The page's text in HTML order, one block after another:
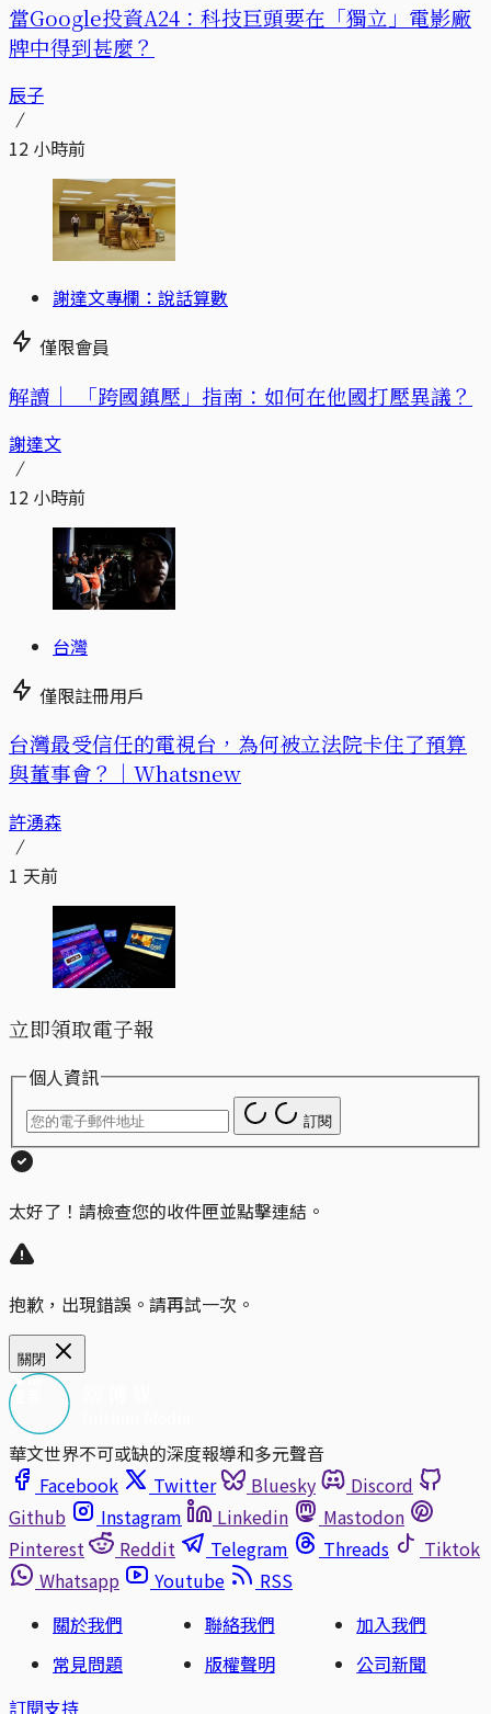
當Google投資A24：科技巨頭要在「獨立」電影廠
牌中得到甚麼？
辰子
12 小時前
謝達文專欄：說話算數
僅限會員
解讀｜ 「跨國鎮壓」指南：如何在他國打壓異議？
謝達文
12 小時前
台灣
僅限註冊用戶
台灣最受信任的電視台，為何被立法院卡住了預算
與董事會？｜Whatsnew
許湧森
1 天前
立即領取電子報
個人資訊
訂閱
太好了！請檢查您的收件匣並點擊連結。
抱歉，出現錯誤。請再試一次。
關閉
華文世界不可或缺的深度報導和多元聲音
Facebook
Twitter Bluesky
Discord
Github
Instagram Linkedin
Mastodon
Pinterest
Reddit Telegram Threads
Tiktok
Whatsapp
Youtube
RSS
關於我們
聯絡我們
加入我們
常見問題
版權聲明
公司新聞
訂閱支持